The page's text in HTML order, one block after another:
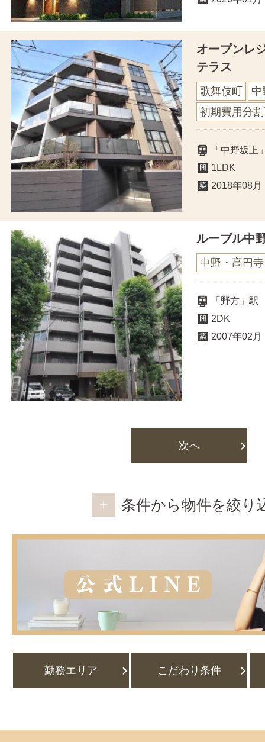
オープンレ
テラス
歌舞伎町
中
初期費用分
「中野坂
1LDK
2018年08月
ルーブル中
中野・高円寺
「野方」
2DK
2007年02月
次へ
条件から物件を絞り
勤務エリア こだわり条件